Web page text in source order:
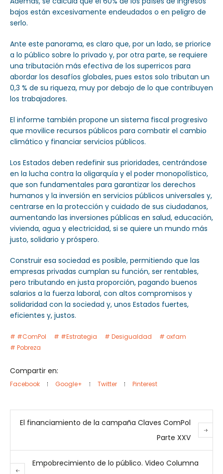
bajos están excesivamente endeudados o en peligro de
serlo.
Ante este panorama, es claro que, por un lado, se priorice
a lo público sobre lo privado y, por otra parte, se requiere
una tributación más efectiva de los superricos para
abordar los desafíos globales, pues estos solo tributan un
0,3 % de su riqueza, muy por debajo de lo que contribuyen
los trabajadores.
El informe también propone un sistema fiscal progresivo
que movilice recursos públicos para combatir el cambio
climático y financiar servicios públicos.
Los Estados deben redefinir sus prioridades, centrándose
en la lucha contra la oligarquía y el poder monopolístico,
que son fundamentales para garantizar los derechos
humanos y la inversión en servicios públicos universales y,
centrarse en la protección y cuidado de sus ciudadanos,
aumentando las inversiones públicas en salud, educación,
vivienda, agua y electricidad, si se quiere un mundo más
justo, solidario y próspero.
Construir esa sociedad es posible, permitiendo que las
empresas privadas cumplan su función, ser rentables,
pero tributando en justa proporción, pagando buenos
salarios a la fuerza laboral, con altos compromisos y
solidaridad con la sociedad y, unos Estados fuertes,
eficientes y, justos.
#ComPol #Estrategia Desigualdad
oxfam
Pobreza
Compartir en:
Facebook Google+ Twitter Pinterest
El financiamiento de la campaña Claves ComPol
Parte XXV
Empobrecimiento de lo público. Video Columna